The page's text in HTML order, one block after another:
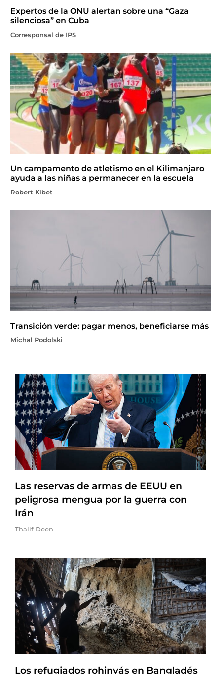
Expertos de la ONU alertan sobre una “Gaza
silenciosa” en Cuba
Corresponsal de IPS
Un campamento de atletismo en el Kilimanjaro
ayuda a las niñas a permanecer en la escuela
Robert Kibet
Transición verde: pagar menos, beneficiarse más
Michal Podolski
Las reservas de armas de EEUU en
peligrosa mengua por la guerra con
Irán
Thalif Deen
Los refugiados rohinyás en Bangladés